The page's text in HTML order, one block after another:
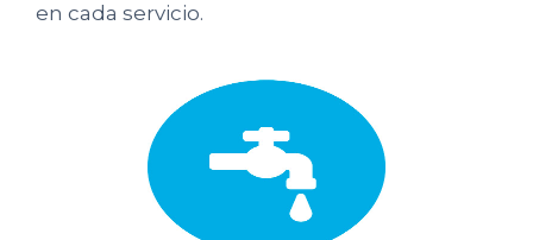
en cada servicio.